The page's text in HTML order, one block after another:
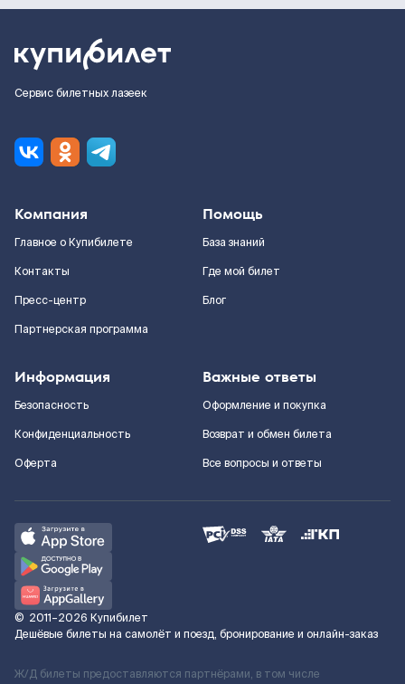
Сервис билетных лазеек
Компания
Главное о Купибилете
Контакты
Пресс-центр
Партнерская программа
Помощь
База знаний
Где мой билет
Блог
Информация
Безопасность
Конфиденциальность
Оферта
Важные ответы
Оформление и покупка
Возврат и обмен билета
Все вопросы и ответы
© 2011–2026 Купибилет
Дешёвые билеты на самолёт и поезд, бронирование и онлайн-заказ
Ж/Д билеты предоставляются партнёрами, в том числе